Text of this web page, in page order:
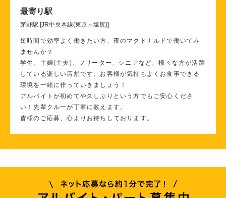
最寄り駅
茅野駅 [JR中央本線(東京～塩尻)]
短時間で効率よく働きたい方、夜のマクドナルドで働いてみ
ませんか？
学生、主婦(主夫)、フリーター、シニアなど、様々な方が活躍
している楽しい店舗です。お客様が気持ちよくお食事できる
環境を一緒に作っていきましょう！
アルバイトが初めてや久しぶりという方でもご安心くださ
い！先輩クルーが丁寧に教えます。
皆様のご応募、心よりお待ちしております。